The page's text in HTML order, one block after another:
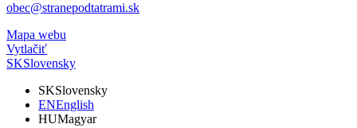
obec@stranepodtatrami.sk
Mapa webu
Vytlačiť
SKSlovensky
SKSlovensky
ENEnglish
HUMagyar